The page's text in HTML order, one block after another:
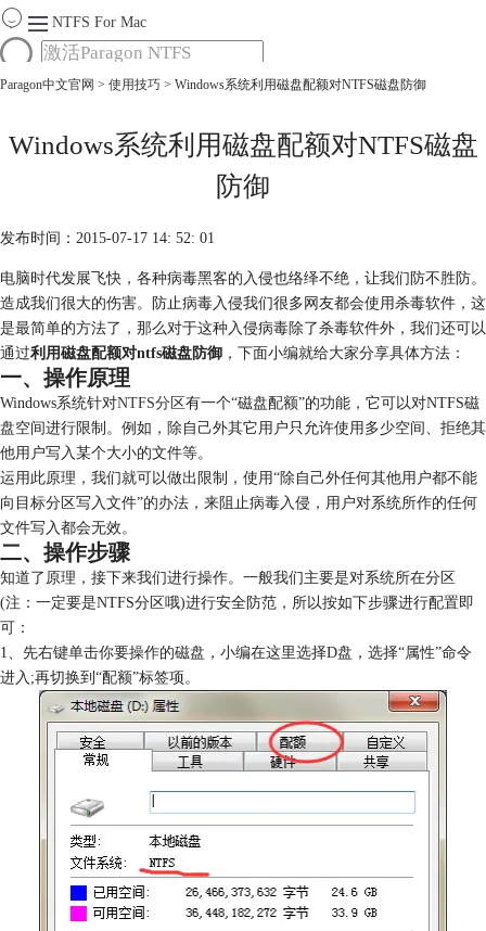
NTFS For Mac
首页
服务
Mac软件大全
购买
Paragon中文官网 > 使用技巧 > Windows系统利用磁盘配额对NTFS磁盘防御
Windows系统利用磁盘配额对NTFS磁盘
防御
发布时间：2015-07-17 14: 52: 01
电脑时代发展飞快，各种病毒黑客的入侵也络绎不绝，让我们防不胜防。
造成我们很大的伤害。防止病毒入侵我们很多网友都会使用杀毒软件，这
是最简单的方法了，那么对于这种入侵病毒除了杀毒软件外，我们还可以
通过利用磁盘配额对ntfs磁盘防御 ，下面小编就给大家分享具体方法：
一、操作原理
Windows系统针对NTFS分区有一个“磁盘配额”的功能，它可以对NTFS磁
盘空间进行限制。例如，除自己外其它用户只允许使用多少空间、拒绝其
他用户写入某个大小的文件等。
运用此原理，我们就可以做出限制，使用“除自己外任何其他用户都不能
向目标分区写入文件”的办法，来阻止病毒入侵，用户对系统所作的任何
文件写入都会无效。
二、操作步骤
知道了原理，接下来我们进行操作。一般我们主要是对系统所在分区
(注：一定要是NTFS分区哦)进行安全防范，所以按如下步骤进行配置即
可：
1、先右键单击你要操作的磁盘，小编在这里选择D盘，选择“属性”命令
进入;再切换到“配额”标签项。